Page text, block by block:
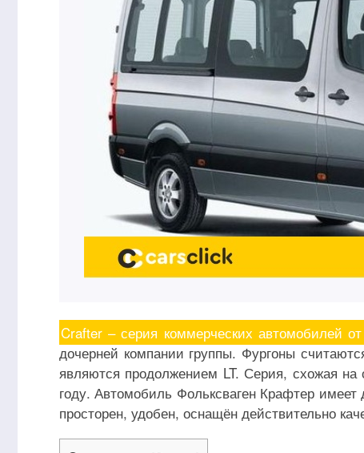
Crafter – серия коммерческих автомобилей
дочерней компании группы. Фургоны
являются продолжением LT. Серия, схожая
году. Автомобиль Фольксваген Крафтер имеет
просторен, удобен, оснащён действительно